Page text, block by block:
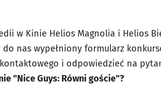
w Kinie Helios Magnolia i Helios
nas wypełniony formularz
i odpowiedzieć na
"Nice Guys: Równi goście"?